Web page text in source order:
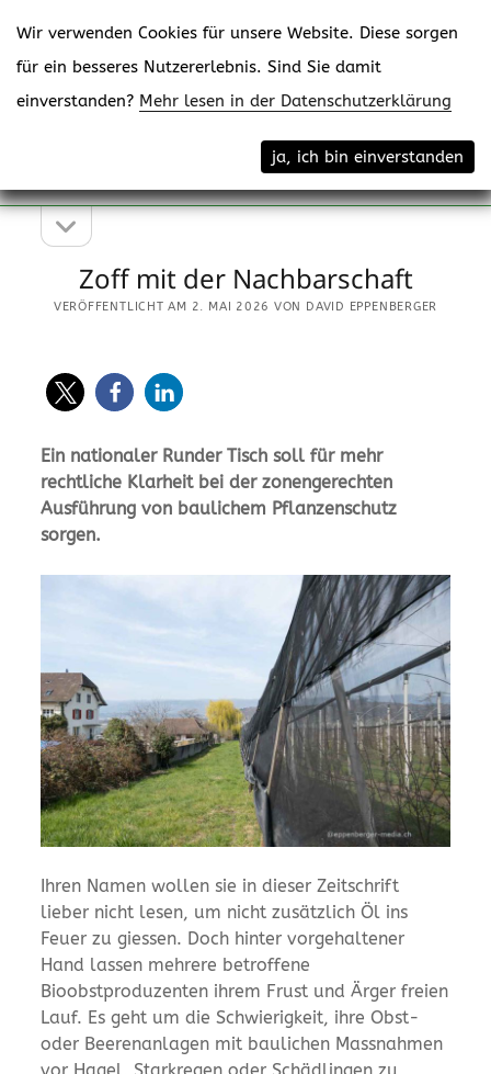
Menü
Seitenleiste
Seitenleiste
öffnen
Zoff mit der Nachbarschaft
VERÖFFENTLICHT AM 2. MAI 2026 VON DAVID EPPENBERGER
Ein nationaler Runder Tisch soll für mehr
rechtliche Klarheit bei der zonengerechten
Ausführung von baulichem Pflanzenschutz
sorgen.
Ihren Namen wollen sie in dieser Zeitschrift
lieber nicht lesen, um nicht zusätzlich Öl ins
Feuer zu giessen. Doch hinter vorgehaltener
Hand lassen mehrere betroffene
Bioobstproduzenten ihrem Frust und Ärger freien
Lauf. Es geht um die Schwierigkeit, ihre Obst-
oder Beerenanlagen mit baulichen Massnahmen
Wir verwenden Cookies für unsere Website. Diese sorgen
für ein besseres Nutzererlebnis. Sind Sie damit
einverstanden? Mehr lesen in der Datenschutzerklärung
ja, ich bin einverstanden